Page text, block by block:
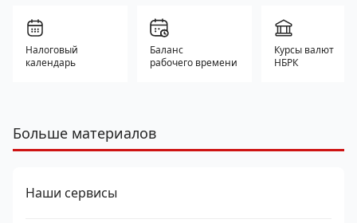
Налоговый
календарь
Баланс
рабочего времени
Курсы валют
НБРК
Больше материалов
Наши сервисы